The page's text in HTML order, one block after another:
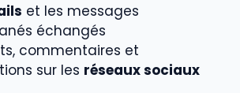
et les messages
échangés
commentaires et
sur les réseaux sociaux